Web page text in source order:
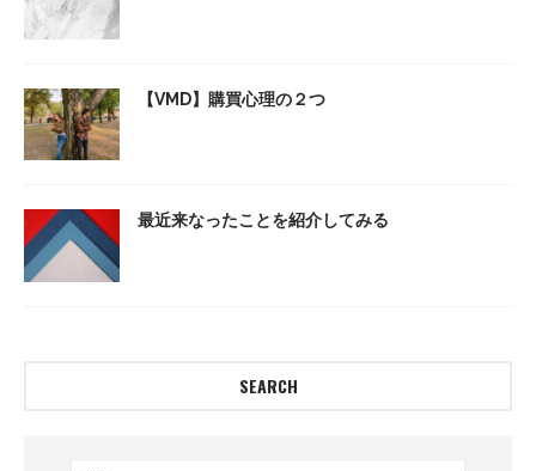
【VMD】購買心理の２つ
最近来なったことを紹介してみる
SEARCH